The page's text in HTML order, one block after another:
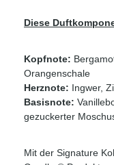
Diese
Kopfnote:
Orangenschale
Herznote: Ingwer,
Basisnote:
gezuckerter
Mit der Signature